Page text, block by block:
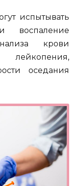
испытывать
воспаление
крови
оседания